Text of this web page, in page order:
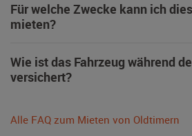
Für welche Zwecke kann ich
mieten?
Wie ist das Fahrzeug während
versichert?
Alle FAQ zum Mieten von Oldtimern